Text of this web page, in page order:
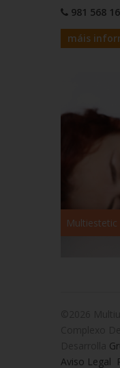
981 568
máis
Multiestetic
Aviso Legal